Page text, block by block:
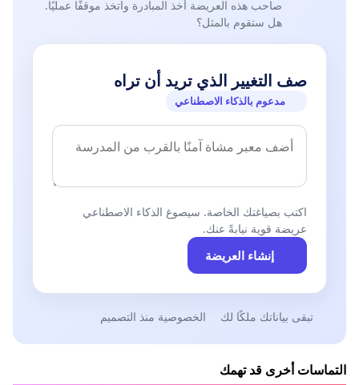
صاحب هذه العريضة أخذ المبادرة واتخذ موقفًا عمليًا.
هل ستقوم بالمثل؟
صف التغيير الذي تريد أن تراه
مدعوم بالذكاء الاصطناعي
اكتب بصياغتك الخاصة. سيصوغ الذكاء الاصطناعي
عريضة قوية نيابةً عنك.
إنشاء العريضة
تبقى بياناتك ملكًا لك الخصوصية منذ التصميم
التماسات أخرى قد تهمك